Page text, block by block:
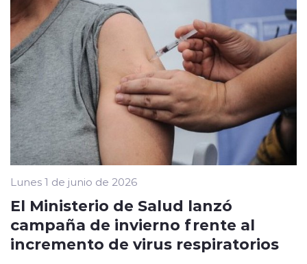
Lunes 1 de junio de 2026
El Ministerio de Salud lanzó
campaña de invierno frente al
incremento de virus respiratorios